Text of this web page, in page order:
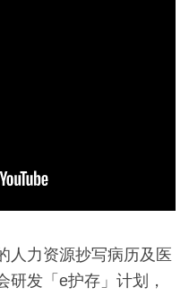
人力资源抄写病历及医
研发「e护存」计划，